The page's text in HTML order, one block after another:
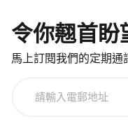
令你翹首盼
馬上訂閱我們的定期通